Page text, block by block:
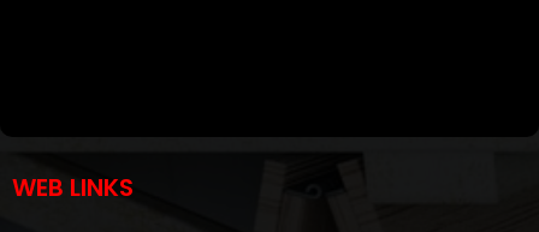
WEB LINKS